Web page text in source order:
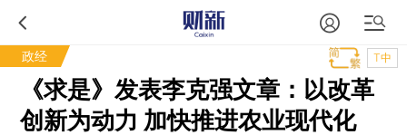
政经 T中
《求是》发表李克强文章：以改革
创新为动力 加快推进农业现代化